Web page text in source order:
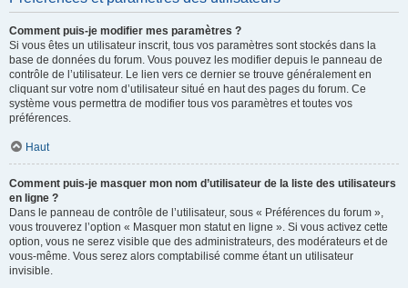
Comment puis-je modifier mes paramètres ?
Si vous êtes un utilisateur inscrit, tous vos paramètres sont stockés dans la
base de données du forum. Vous pouvez les modifier depuis le panneau de
contrôle de l’utilisateur. Le lien vers ce dernier se trouve généralement en
cliquant sur votre nom d’utilisateur situé en haut des pages du forum. Ce
système vous permettra de modifier tous vos paramètres et toutes vos
préférences.
Haut
Comment puis-je masquer mon nom d’utilisateur de la liste des utilisateurs
en ligne ?
Dans le panneau de contrôle de l’utilisateur, sous « Préférences du forum »,
vous trouverez l’option « Masquer mon statut en ligne ». Si vous activez cette
option, vous ne serez visible que des administrateurs, des modérateurs et de
vous-même. Vous serez alors comptabilisé comme étant un utilisateur
invisible.